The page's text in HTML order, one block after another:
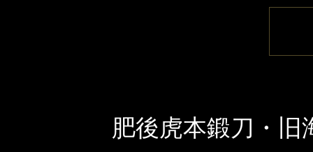
肥後虎本鍛刀・旧